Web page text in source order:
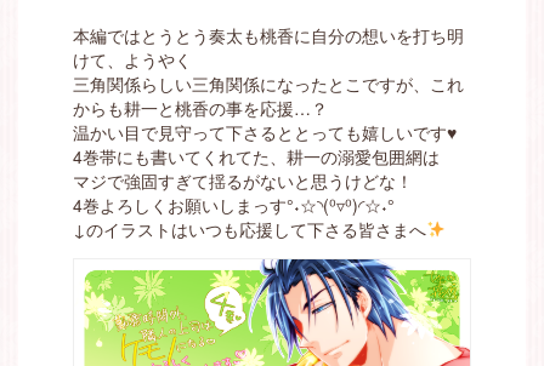
本編ではとうとう奏太も桃香に自分の想いを打ち明
けて、ようやく
三角関係らしい三角関係になったとこですが、これ
からも耕一と桃香の事を応援…？
温かい目で見守って下さるととっても嬉しいです♥
4巻帯にも書いてくれてた、耕一の溺愛包囲網は
マジで強固すぎて揺るがないと思うけどな！
4巻よろしくお願いしまっす°˖☆◝(⁰▿⁰)◜☆˖°
↓のイラストはいつも応援して下さる皆さまへ